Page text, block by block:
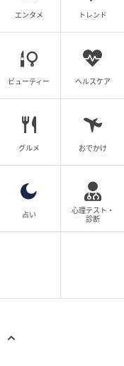
エンタメ トレンド
ビューティー ヘルスケア
グルメ おでかけ
占い
心理テスト・
診断